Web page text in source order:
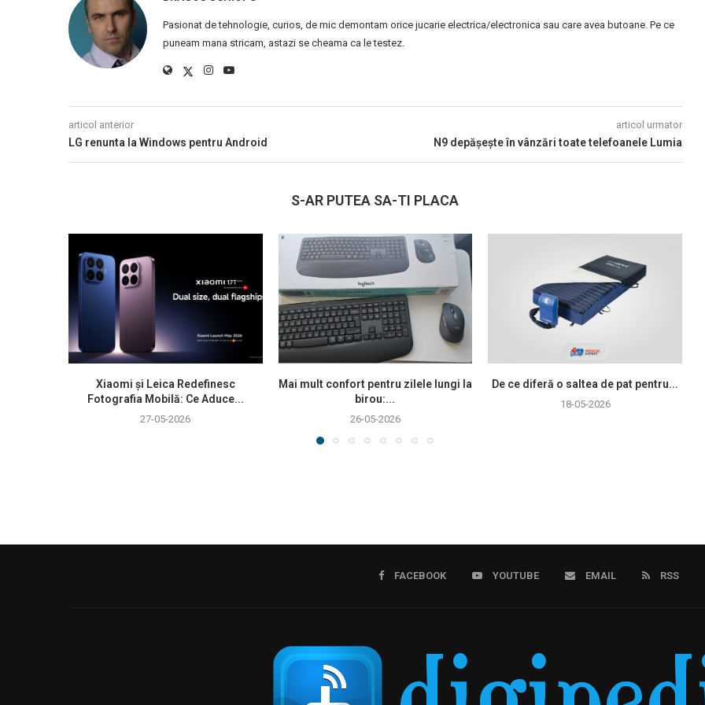
Pasionat de tehnologie, curios, de mic demontam orice jucarie electrica/electronica sau care avea butoane. Pe ce
puneam mana stricam, astazi se cheama ca le testez.
articol anterior
LG renunta la Windows pentru Android
articol urmator
N9 depășește în vânzări toate telefoanele Lumia
S-AR PUTEA SA-TI PLACA
Xiaomi și Leica Redefinesc
Fotografia Mobilă: Ce Aduce...
27-05-2026
Mai mult confort pentru zilele lungi la
birou:...
26-05-2026
De ce diferă o saltea de pat pentru...
18-05-2026
FACEBOOK YOUTUBE EMAIL RSS